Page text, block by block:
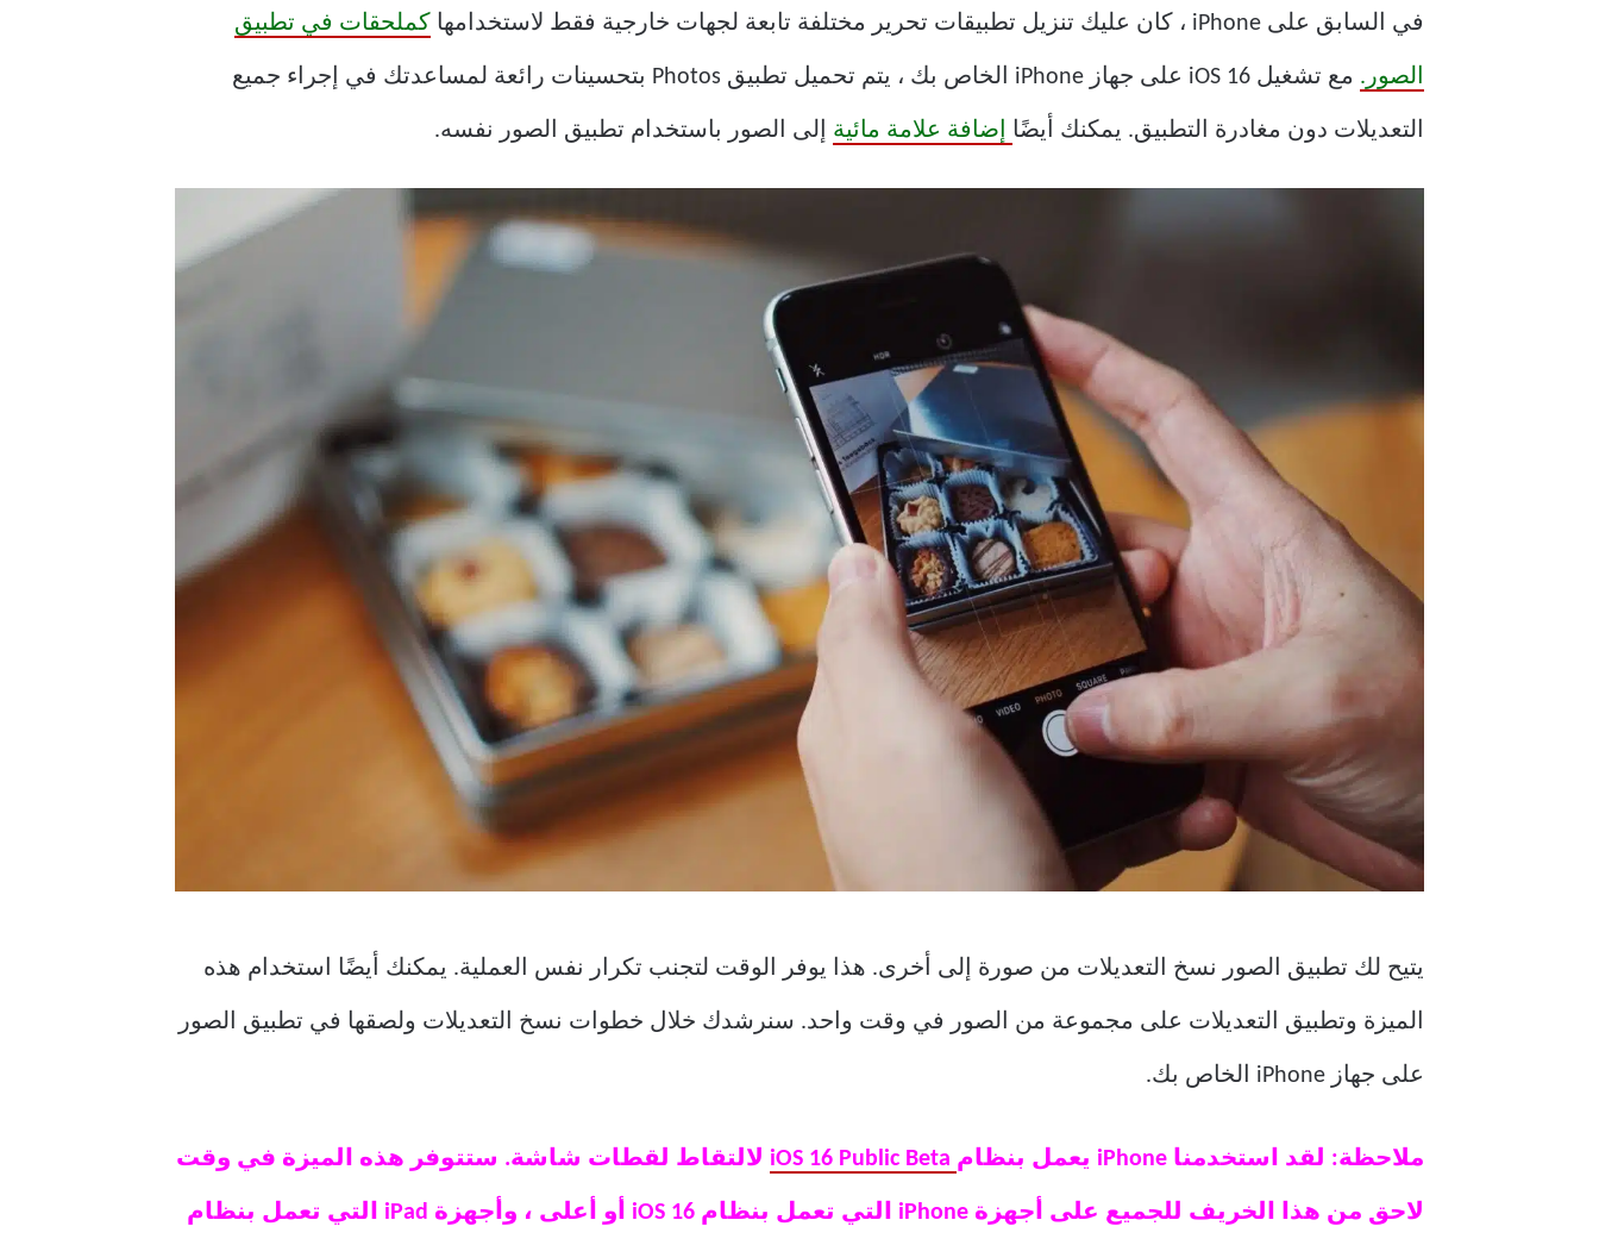
في السابق على iPhone ، كان عليك تنزيل تطبيقات تحرير مختلفة تابعة لجهات خارجية فقط لاستخدامها كملحقات في تطبيق
الصور. مع تشغيل iOS 16 على جهاز iPhone الخاص بك ، يتم تحميل تطبيق Photos بتحسينات رائعة لمساعدتك في إجراء جميع
التعديلات دون مغادرة التطبيق. يمكنك أيضًا إضافة علامة مائية إلى الصور باستخدام تطبيق الصور نفسه.
يتيح لك تطبيق الصور نسخ التعديلات من صورة إلى أخرى. هذا يوفر الوقت لتجنب تكرار نفس العملية. يمكنك أيضًا استخدام هذه
الميزة وتطبيق التعديلات على مجموعة من الصور في وقت واحد. سنرشدك خلال خطوات نسخ التعديلات ولصقها في تطبيق الصور
على جهاز iPhone الخاص بك.
ملاحظة: لقد استخدمنا iPhone يعمل بنظام لالتقاط لقطات شاشة. ستتوفر هذه الميزة في وقت
لاحق من هذا الخريف للجميع على أجهزة iPhone التي تعمل بنظام iOS 16 أو أعلى ، وأجهزة iPad التي تعمل بنظام